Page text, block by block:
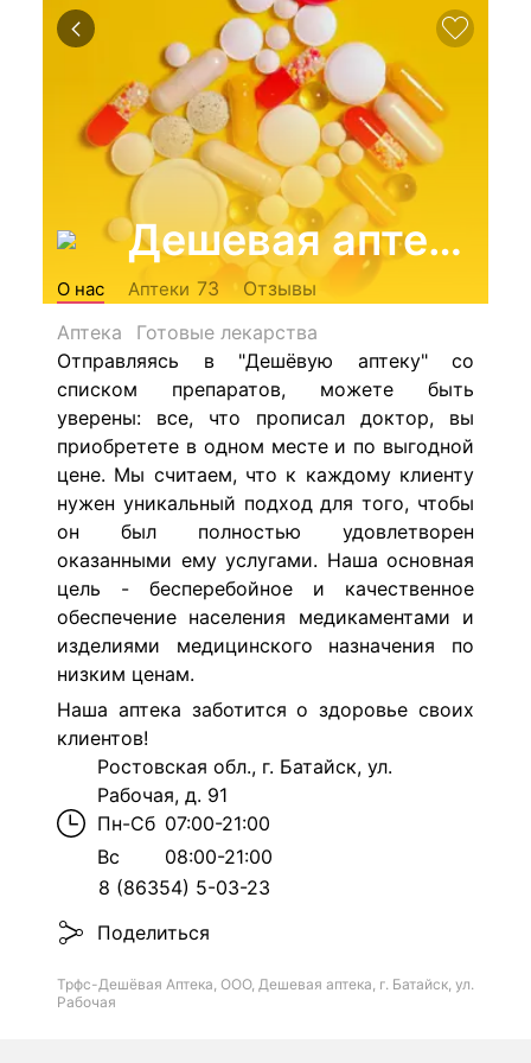
Дешевая аптека
О нас Аптеки 73
Отзывы
Аптека
Готовые лекарства
Отправляясь в "Дешёвую аптеку" со
списком препаратов, можете быть
уверены: все, что прописал доктор, вы
приобретете в одном месте и по выгодной
цене. Мы считаем, что к каждому клиенту
нужен уникальный подход для того, чтобы
он был полностью удовлетворен
оказанными ему услугами. Наша основная
цель - бесперебойное и качественное
обеспечение населения медикаментами и
изделиями медицинского назначения по
низким ценам.
Наша аптека заботится о здоровье своих
клиентов!
Ростовская обл., г. Батайск, ул.
Рабочая, д. 91
Пн-Сб 07:00-21:00
Вс
08:00-21:00
8 (86354) 5-03-23
Поделиться
Трфс-Дешёвая Аптека, ООО, Дешевая аптека, г. Батайск, ул.
Рабочая